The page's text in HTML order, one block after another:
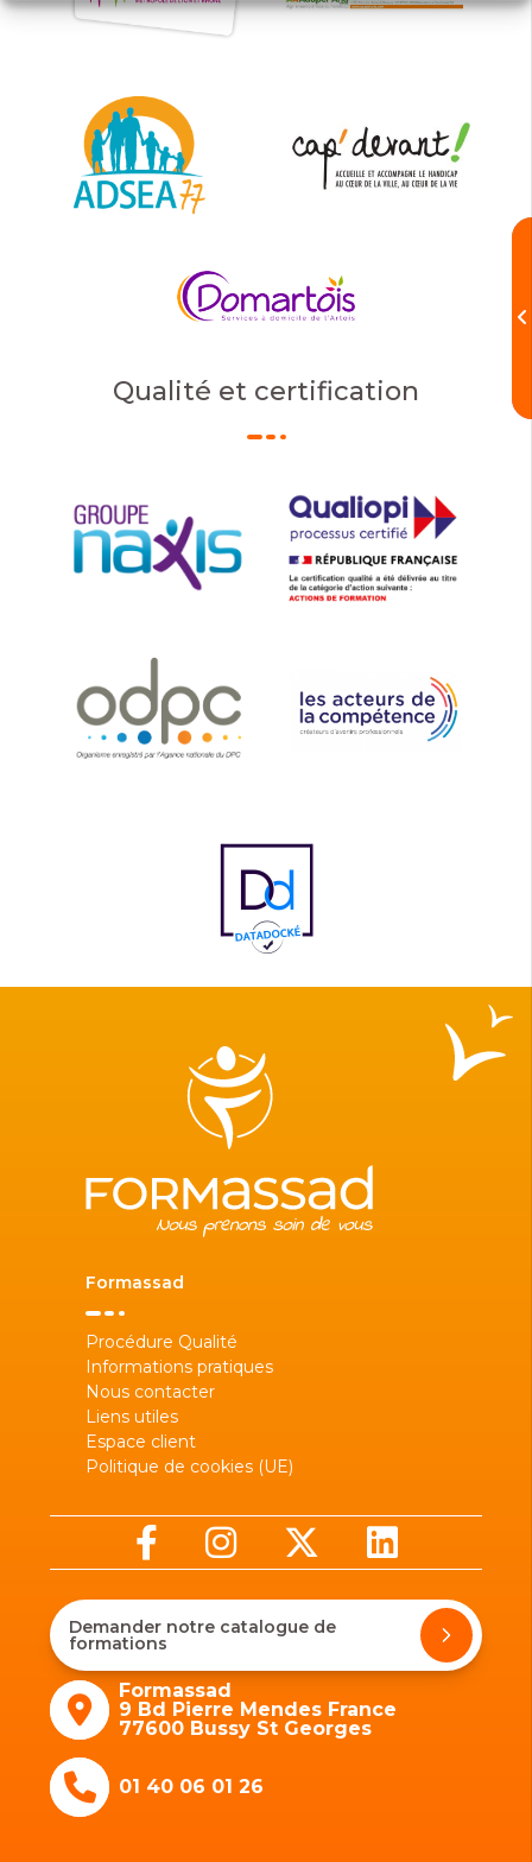
Qualité et certification
Formassad
Procédure Qualité
Informations pratiques
Nous contacter
Liens utiles
Espace client
Politique de cookies (UE)
Demander notre catalogue de
formations
Formassad
9 Bd Pierre Mendes France
77600 Bussy St Georges
01 40 06 01 26